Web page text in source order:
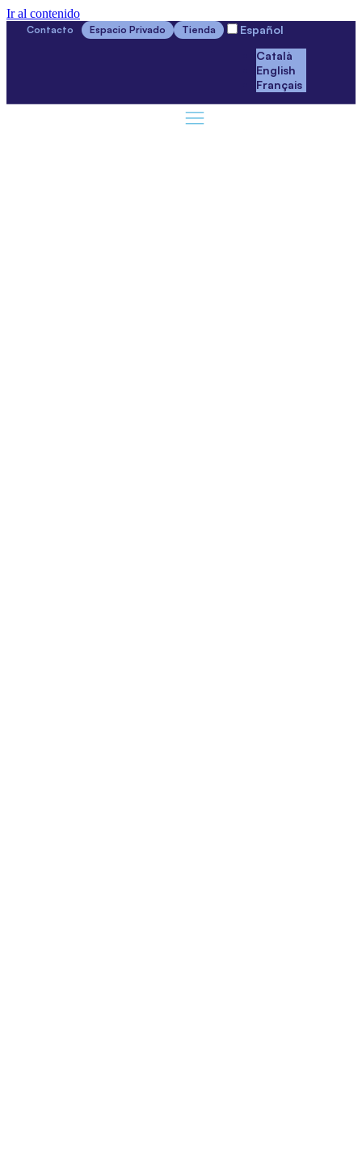
Ir al contenido
Contacto Espacio Privado Tienda
Español
Català
English
Français